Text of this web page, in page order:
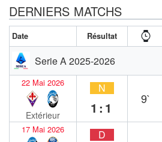
DERNIERS MATCHS
Date Résultat
Serie A 2025-2026
22 Mai 2026
Extérieur
N
1:1
9`
17 Mai 2026 D